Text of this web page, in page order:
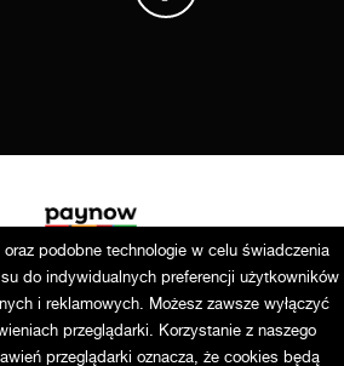
Wszystkie prawa zastrzeżone
podobne technologie w celu świadczenia
do indywidualnych preferencji użytkowników
i reklamowych. Możesz zawsze wyłączyć
przeglądarki. Korzystanie z naszego
przeglądarki oznacza, że cookies będą